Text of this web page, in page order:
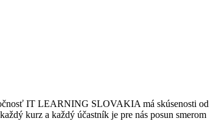
IT LEARNING SLOVAKIA má skúsenosti od
kurz a každý účastník je pre nás posun smerom